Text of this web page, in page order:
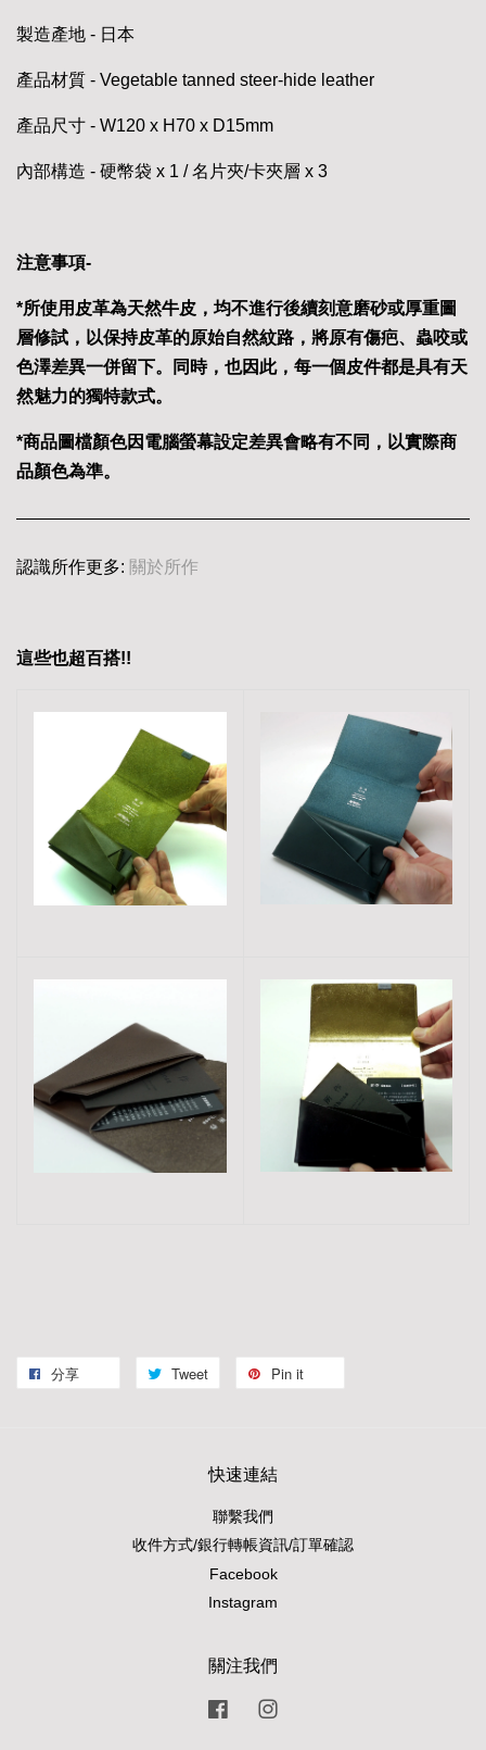
製造產地 - 日本
產品材質 - Vegetable tanned steer-hide leather
產品尺寸 - W120 x H70 x D15mm
內部構造 - 硬幣袋 x 1 / 名片夾/卡夾層 x 3
注意事項-
*所使用皮革為天然牛皮，均不進行後續刻意磨砂或厚重圖
層修試，以保持皮革的原始自然紋路，將原有傷疤、蟲咬或
色澤差異一併留下。同時，也因此，每一個皮件都是具有天
然魅力的獨特款式。
*商品圖檔顏色因電腦螢幕設定差異會略有不同，以實際商
品顏色為準。
認識所作更多: 關於所作
這些也超百搭!!
分享 Tweet Pin it
快速連結
聯繫我們
收件方式/銀行轉帳資訊/訂單確認
Facebook
Instagram
關注我們
Facebook